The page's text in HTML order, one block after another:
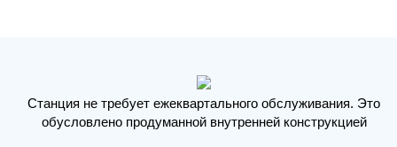
Станция не требует ежеквартального обслуживания. Это
обусловлено продуманной внутренней конструкцией